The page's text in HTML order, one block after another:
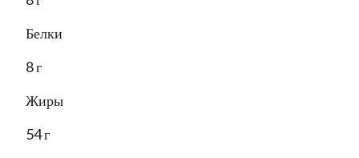
Белки
8 г
Жиры
54 г